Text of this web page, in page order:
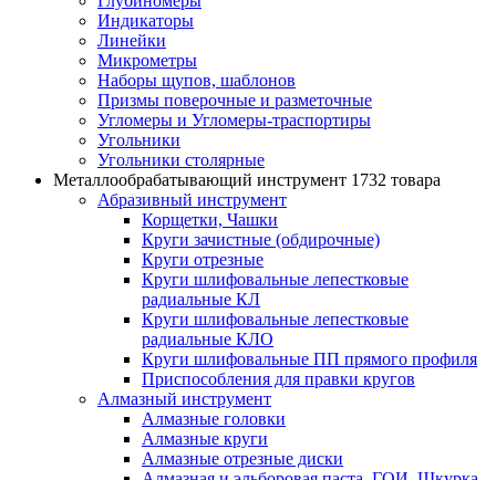
Индикаторы
Линейки
Микрометры
Наборы щупов, шаблонов
Призмы поверочные и разметочные
Угломеры и Угломеры-траспортиры
Угольники
Угольники столярные
Металлообрабатывающий инструмент 1732 товара
Абразивный инструмент
Корщетки, Чашки
Круги зачистные (обдирочные)
Круги отрезные
Круги шлифовальные лепестковые
радиальные КЛ
Круги шлифовальные лепестковые
радиальные КЛО
Круги шлифовальные ПП прямого профиля
Приспособления для правки кругов
Алмазный инструмент
Алмазные головки
Алмазные круги
Алмазные отрезные диски